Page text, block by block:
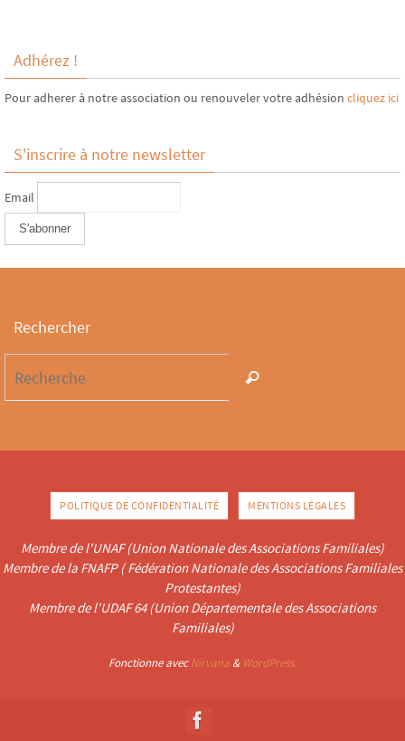
Adhérez !
Pour adherer à notre association ou renouveler votre adhésion cliquez ici
S'inscrire à notre newsletter
Email
Rechercher
POLITIQUE DE CONFIDENTIALITÉ MENTIONS LÉGALES
Membre de l'UNAF (Union Nationale des Associations Familiales)
Membre de la FNAFP ( Fédération Nationale des Associations Familiales
Protestantes)
Membre de l'UDAF 64 (Union Départementale des Associations
Familiales)
Fonctionne avecNirvana & WordPress.